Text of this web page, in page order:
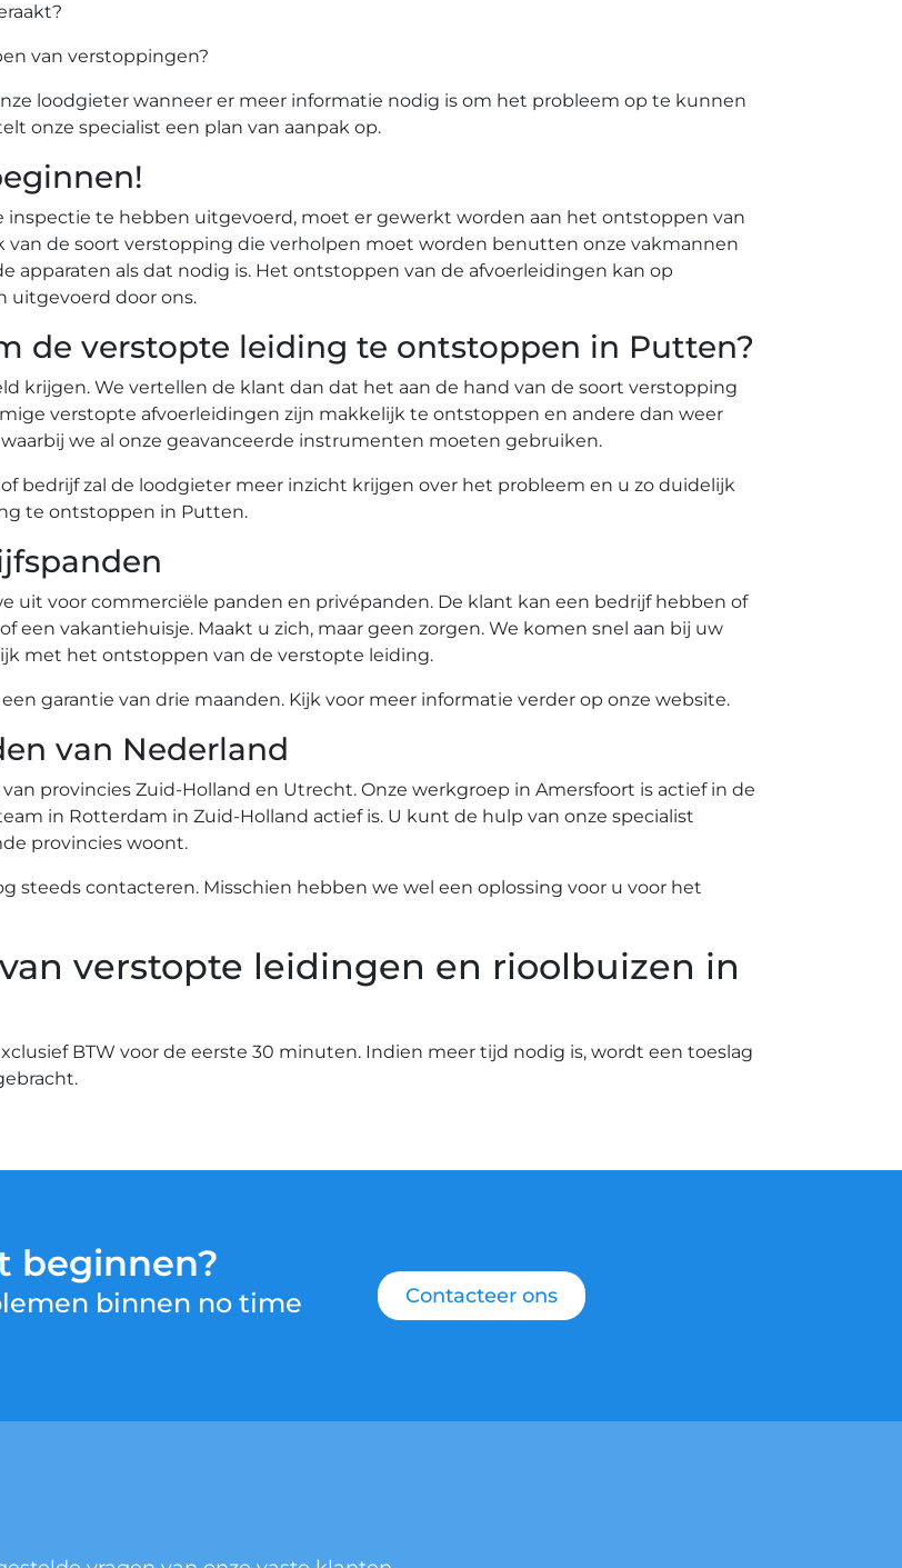
van verstoppingen?
loodgieter wanneer er meer informatie nodig is om het probleem op te kunnen
onze specialist een plan van aanpak op.
te hebben uitgevoerd, moet er gewerkt worden aan het ontstoppen van
van de soort verstopping die verholpen moet worden benutten onze vakmannen
apparaten als dat nodig is. Het ontstoppen van de afvoerleidingen kan op
uitgevoerd door ons.
de verstopte leiding te ontstoppen in Putten?
krijgen. We vertellen de klant dan dat het aan de hand van de soort verstopping
verstopte afvoerleidingen zijn makkelijk te ontstoppen en andere dan weer
we al onze geavanceerde instrumenten moeten gebruiken.
bedrijf zal de loodgieter meer inzicht krijgen over het probleem en u zo duidelijk
te ontstoppen in Putten.
uit voor commerciële panden en privépanden. De klant kan een bedrijf hebben of
een vakantiehuisje. Maakt u zich, maar geen zorgen. We komen snel aan bij uw
met het ontstoppen van de verstopte leiding.
garantie van drie maanden. Kijk voor meer informatie verder op onze website.
van Nederland
provincies Zuid-Holland en Utrecht. Onze werkgroep in Amersfoort is actief in de
in Rotterdam in Zuid-Holland actief is. U kunt de hulp van onze specialist
provincies woont.
steeds contacteren. Misschien hebben we wel een oplossing voor u voor het
verstopte leidingen en rioolbuizen in
BTW voor de eerste 30 minuten. Indien meer tijd nodig is, wordt een toeslag
beginnen?
binnen no time
Contacteer ons